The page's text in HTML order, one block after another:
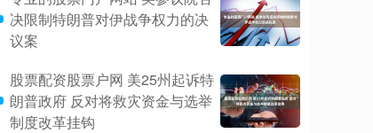
决限制特朗普对伊战争权力的决
议案
股票配资股票户网 美25州起诉特
朗普政府 反对将救灾资金与选举
制度改革挂钩